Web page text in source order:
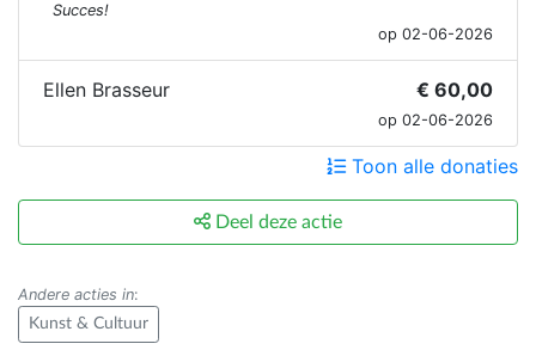
Succes!
op 02-06-2026
Ellen Brasseur € 60,00
op 02-06-2026
Toon alle donaties
Deel deze actie
Andere acties in:
Kunst & Cultuur